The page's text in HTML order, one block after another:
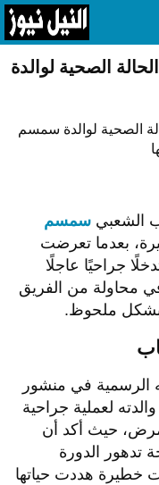
الصحية لوالدة
الشعبي سمسم
بعدما تعرضت
جراحيًا عاجلًا
محاولة من الفريق
بشكل ملحوظ.
الرسمية في منشور
لعملية جراحية
حيث أكد أن
تدهور الدورة
خطيرة هددت حياتها